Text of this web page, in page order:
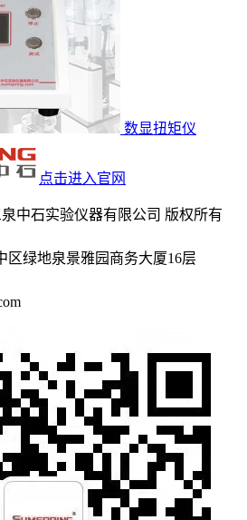
数显扭矩仪
点击进入官网
泉中石实验仪器有限公司 版权所有
区绿地泉景雅园商务大厦16层